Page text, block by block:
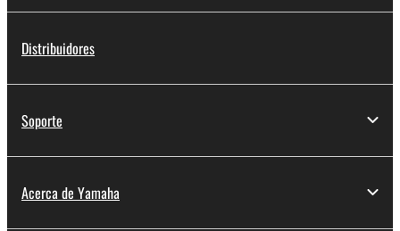
Distribuidores
Soporte
Acerca de Yamaha